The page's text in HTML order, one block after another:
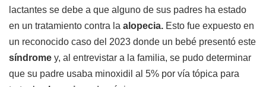
lactantes se debe a que alguno de sus padres ha estado
en un tratamiento contra la alopecia. Esto fue expuesto en
un reconocido caso del 2023 donde un bebé presentó este
síndrome y, al entrevistar a la familia, se pudo determinar
que su padre usaba minoxidil al 5% por vía tópica para